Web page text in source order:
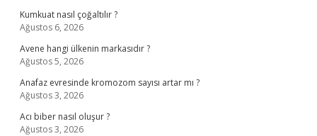
Kumkuat nasıl çoğaltılır ?
Ağustos 6, 2026
Avene hangi ülkenin markasıdır ?
Ağustos 5, 2026
Anafaz evresinde kromozom sayısı artar mı ?
Ağustos 3, 2026
Acı biber nasıl oluşur ?
Ağustos 3, 2026